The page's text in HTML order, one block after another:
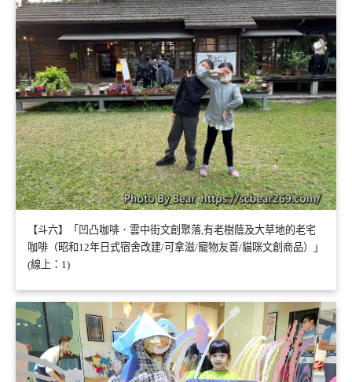
【斗六】「凹凸咖啡．雲中街文創聚落,有老樹蔭及大草地的老宅
咖啡（昭和12年日式宿舍改建/可拿滋/寵物友善/貓咪文創商品）」
(線上：1)